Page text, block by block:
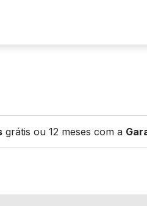
grátis ou 12 meses com a